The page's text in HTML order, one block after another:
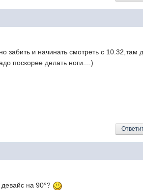
забить и начинать смотреть с 10.32,там
поскорее делать ноги....)
на 90°?